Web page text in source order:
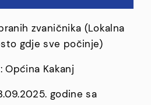
zvaničnika (Lokalna
gdje sve počinje)
Općina Kakanj
godine sa